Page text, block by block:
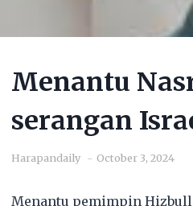
Menantu
serangan
Harapandaily October 3, 2024
Menantu pemimpin